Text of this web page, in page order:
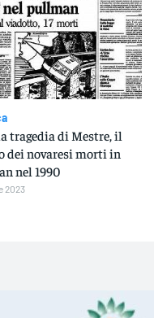
tragedia di Mestre, il
dei novaresi morti in
nel 1990
2023